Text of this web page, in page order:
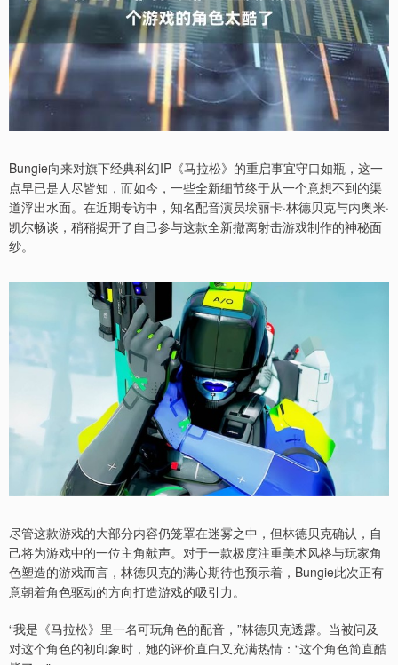
Bungie向来对旗下经典科幻IP《马拉松》的重启事宜守口如瓶，这一
点早已是人尽皆知，而如今，一些全新细节终于从一个意想不到的渠
道浮出水面。在近期专访中，知名配音演员埃丽卡·林德贝克与内奥米·
凯尔畅谈，稍稍揭开了自己参与这款全新撤离射击游戏制作的神秘面
纱。
尽管这款游戏的大部分内容仍笼罩在迷雾之中，但林德贝克确认，自
己将为游戏中的一位主角献声。对于一款极度注重美术风格与玩家角
色塑造的游戏而言，林德贝克的满心期待也预示着，Bungie此次正有
意朝着角色驱动的方向打造游戏的吸引力。
“我是《马拉松》里一名可玩角色的配音，”林德贝克透露。当被问及
对这个角色的初印象时，她的评价直白又充满热情：“这个角色简直酷